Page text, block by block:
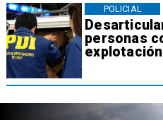
personas
POLICIAL